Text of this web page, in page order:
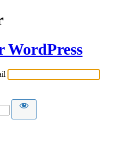
WordPress